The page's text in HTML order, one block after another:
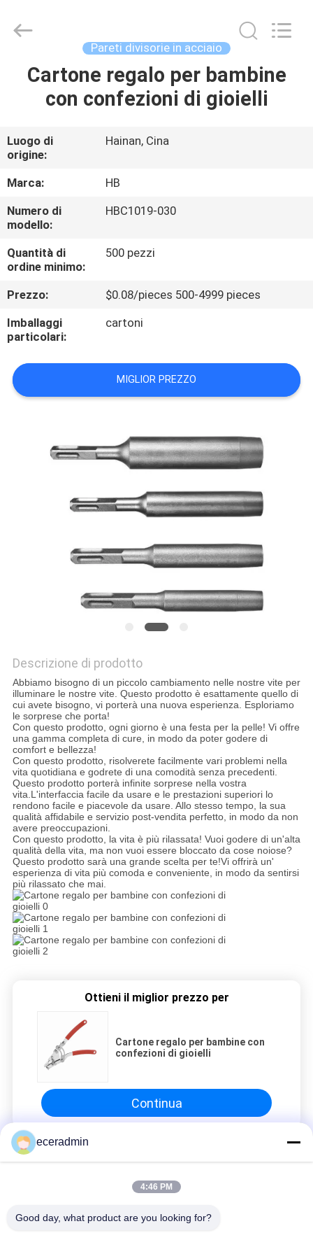
CASA.
SU
DI
NOI
VISITA
FABBRICA
CONTROLLO
DELLA
QUALITÀ
CONTATTACI
PREVENTIVO
DEL
SITO
POLITICA
SULLA
PRIVACY
Developed
Pareti divisorie in acciaio
Cartone regalo per bambine
con confezioni di gioielli
Luogo di
origine:
Hainan, Cina
Marca:
HB
Numero di
modello:
HBC1019-030
Quantità di
ordine minimo:
500 pezzi
Prezzo:
$0.08/pieces 500-4999 pieces
Imballaggi
particolari:
cartoni
MIGLIOR PREZZO
Descrizione di prodotto
Abbiamo bisogno di un piccolo cambiamento nelle nostre vite per
illuminare le nostre vite. Questo prodotto è esattamente quello di
cui avete bisogno, vi porterà una nuova esperienza. Esploriamo
le sorprese che porta!
Con questo prodotto, ogni giorno è una festa per la pelle! Vi offre
una gamma completa di cure, in modo da poter godere di
comfort e bellezza!
Con questo prodotto, risolverete facilmente vari problemi nella
vita quotidiana e godrete di una comodità senza precedenti.
Questo prodotto porterà infinite sorprese nella vostra
vita.L'interfaccia facile da usare e le prestazioni superiori lo
rendono facile e piacevole da usare. Allo stesso tempo, la sua
qualità affidabile e servizio post-vendita perfetto, in modo da non
avere preoccupazioni.
Con questo prodotto, la vita è più rilassata! Vuoi godere di un'alta
qualità della vita, ma non vuoi essere bloccato da cose noiose?
Questo prodotto sarà una grande scelta per te!Vi offrirà un'
esperienza di vita più comoda e conveniente, in modo da sentirsi
più rilassato che mai.
Ottieni il miglior prezzo per
Cartone regalo per bambine con
confezioni di gioielli
Continua
Pareti divisorie in acciaio
Cartone regalo per bambine con confezioni di gioielli
Cartone regalo per bambine con confezioni di gioielli
eceradmin
4:46 PM
Good day, what product are you looking for?